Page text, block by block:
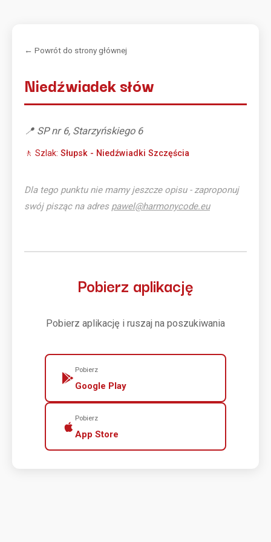
← Powrót do strony głównej
Niedźwiadek słów
📍 SP nr 6, Starzyńskiego 6
🚶 Szlak: Słupsk - Niedźwiadki Szczęścia
Dla tego punktu nie mamy jeszcze opisu - zaproponuj
swój pisząc na adres pawel@harmonycode.eu
Pobierz aplikację
Pobierz aplikację i ruszaj na poszukiwania
Pobierz
Google Play
Pobierz
App Store